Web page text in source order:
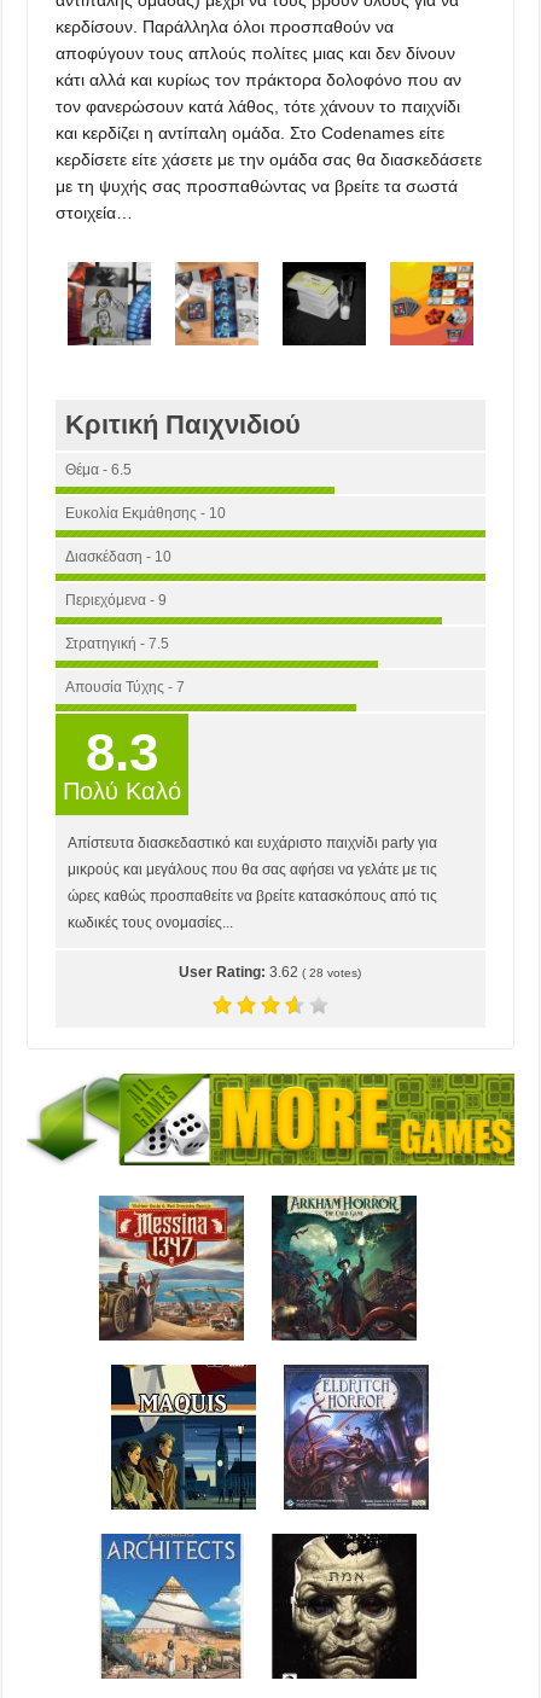
κερδίσουν. Παράλληλα όλοι προσπαθούν να
αποφύγουν τους απλούς πολίτες μιας και δεν δίνουν
κάτι αλλά και κυρίως τον πράκτορα δολοφόνο που αν
τον φανερώσουν κατά λάθος, τότε χάνουν το παιχνίδι
και κερδίζει η αντίπαλη ομάδα. Στο Codenames είτε
κερδίσετε είτε χάσετε με την ομάδα σας θα διασκεδάσετε
με τη ψυχής σας προσπαθώντας να βρείτε τα σωστά
στοιχεία…
Κριτική Παιχνιδιού
Θέμα - 6.5
Ευκολία Εκμάθησης - 10
Διασκέδαση - 10
Περιεχόμενα - 9
Στρατηγική - 7.5
Απουσία Τύχης - 7
8.3
Πολύ Καλό
Απίστευτα διασκεδαστικό και ευχάριστο παιχνίδι party για
μικρούς και μεγάλους που θα σας αφήσει να γελάτε με τις
ώρες καθώς προσπαθείτε να βρείτε κατασκόπους από τις
κωδικές τους ονομασίες...
User Rating:3.62 (28 votes)